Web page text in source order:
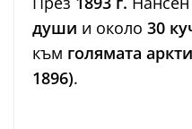
души и около 30
към голямата
1896).